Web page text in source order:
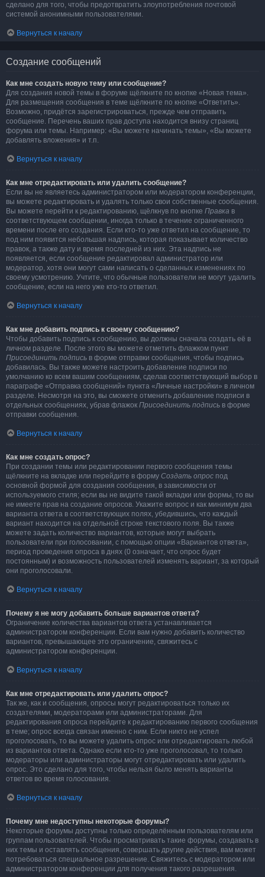
сделано для того, чтобы предотвратить злоупотребления почтовой
системой анонимными пользователями.
Вернуться к началу
Создание сообщений
Как мне создать новую тему или сообщение?
Для создания новой темы в форуме щёлкните по кнопке «Новая тема».
Для размещения сообщения в теме щёлкните по кнопке «Ответить».
Возможно, придётся зарегистрироваться, прежде чем отправить
сообщение. Перечень ваших прав доступа находится внизу страниц
форума или темы. Например: «Вы можете начинать темы», «Вы можете
добавлять вложения» и т.п.
Вернуться к началу
Как мне отредактировать или удалить сообщение?
Если вы не являетесь администратором или модератором конференции,
вы можете редактировать и удалять только свои собственные сообщения.
Вы можете перейти к редактированию, щёлкнув по кнопке Правка в
соответствующем сообщении, иногда только в течение ограниченного
времени после его создания. Если кто-то уже ответил на сообщение, то
под ним появится небольшая надпись, которая показывает количество
правок, а также дату и время последней из них. Эта надпись не
появляется, если сообщение редактировал администратор или
модератор, хотя они могут сами написать о сделанных изменениях по
своему усмотрению. Учтите, что обычные пользователи не могут удалить
сообщение, если на него уже кто-то ответил.
Вернуться к началу
Как мне добавить подпись к своему сообщению?
Чтобы добавить подпись к сообщению, вы должны сначала создать её в
личном разделе. После этого вы можете отметить флажком пункт
Присоединить подпись в форме отправки сообщения, чтобы подпись
добавилась. Вы также можете настроить добавление подписи по
умолчанию ко всем вашим сообщениям, сделав соответствующий выбор в
параграфе «Отправка сообщений» пункта «Личные настройки» в личном
разделе. Несмотря на это, вы сможете отменить добавление подписи в
отдельных сообщениях, убрав флажок Присоединить подпись в форме
отправки сообщения.
Вернуться к началу
Как мне создать опрос?
При создании темы или редактировании первого сообщения темы
щёлкните на вкладке или перейдите в форму Создать опрос под
основной формой для создания сообщения, в зависимости от
используемого стиля; если вы не видите такой вкладки или формы, то вы
не имеете прав на создание опросов. Укажите вопрос и как минимум два
варианта ответа в соответствующих полях, убедившись, что каждый
вариант находится на отдельной строке текстового поля. Вы также
можете задать количество вариантов, которые могут выбрать
пользователи при голосовании, с помощью опции «Вариантов ответа»,
период проведения опроса в днях (0 означает, что опрос будет
постоянным) и возможность пользователей изменять вариант, за который
они проголосовали.
Вернуться к началу
Почему я не могу добавить больше вариантов ответа?
Ограничение количества вариантов ответа устанавливается
администратором конференции. Если вам нужно добавить количество
вариантов, превышающее это ограничение, свяжитесь с
администратором конференции.
Вернуться к началу
Как мне отредактировать или удалить опрос?
Так же, как и сообщения, опросы могут редактироваться только их
создателями, модераторами или администраторами. Для
редактирования опроса перейдите к редактированию первого сообщения
в теме; опрос всегда связан именно с ним. Если никто не успел
проголосовать, то вы можете удалить опрос или отредактировать любой
из вариантов ответа. Однако если кто-то уже проголосовал, то только
модераторы или администраторы могут отредактировать или удалить
опрос. Это сделано для того, чтобы нельзя было менять варианты
ответов во время голосования.
Вернуться к началу
Почему мне недоступны некоторые форумы?
Некоторые форумы доступны только определённым пользователям или
группам пользователей. Чтобы просматривать такие форумы, создавать в
них темы и оставлять сообщения, совершать другие действия, вам может
потребоваться специальное разрешение. Свяжитесь с модератором или
администратором конференции для получения такого разрешения.